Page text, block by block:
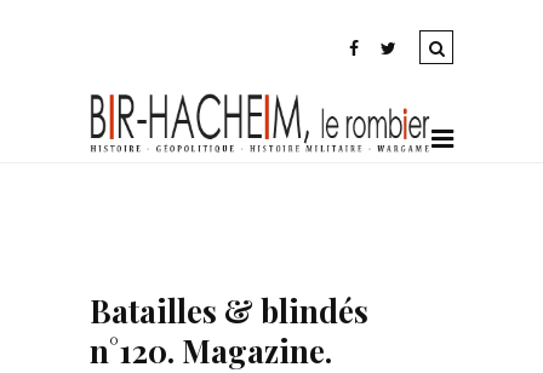
Batailles & blindés
n°120. Magazine.